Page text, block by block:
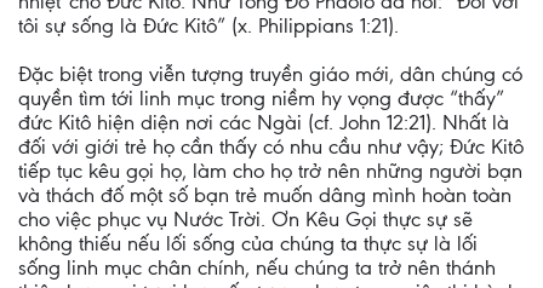
tôi sự sống là Đức Kitô” (x. Philippians 1:21).
Đặc biệt trong viễn tượng truyền giáo mới, dân chúng có
quyền tìm tới linh mục trong niềm hy vọng được “thấy”
đức Kitô hiện diện nơi các Ngài (cf. John 12:21). Nhất là
đối với giới trẻ họ cần thấy có nhu cầu như vậy; Đức Kitô
tiếp tục kêu gọi họ, làm cho họ trở nên những người bạn
và thách đố một số bạn trẻ muốn dâng mình hoàn toàn
cho việc phục vụ Nước Trời. Ơn Kêu Gọi thực sự sẽ
không thiếu nếu lối sống của chúng ta thực sự là lối
sống linh mục chân chính, nếu chúng ta trở nên thánh